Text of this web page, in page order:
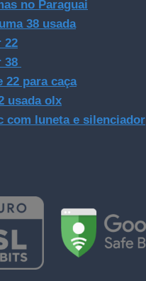
no Paraguai
38 usada
22
38
22 para caça
usada olx
com luneta e silenciador